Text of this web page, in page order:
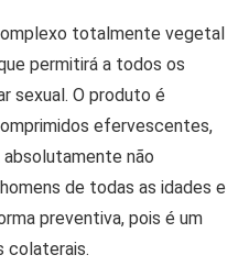
totalmente vegetal
permitirá a todos os
sexual. O produto é
efervescentes,
não
de todas as idades e
preventiva, pois é um
colaterais.